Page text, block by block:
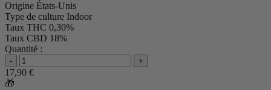
Origine États-Unis
Type de culture Indoor
Taux THC 0,30%
Taux CBD 18%
Quantité :
- +
17,90 €
🎁